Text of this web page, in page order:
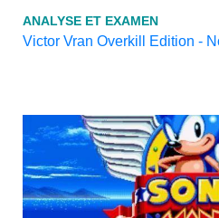
ANALYSE ET EXAMEN
Victor Vran Overkill Edition -